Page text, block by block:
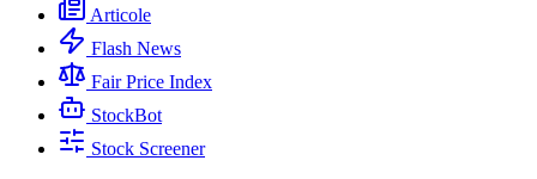
Articole
Flash News
Fair Price Index
StockBot
Stock Screener